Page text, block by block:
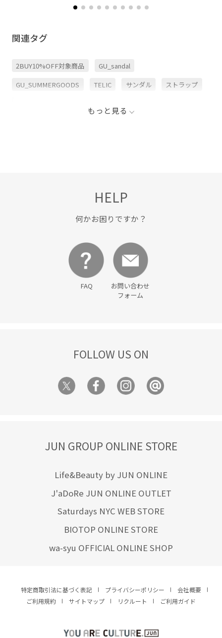
関連タグ
2BUY10%OFF対象商品 GU_sandal
GU_SUMMERGOODS TELIC サンダル ストラップ
もっと見る
HELP
何かお困りですか？
FAQ
お問い合わせ
フォーム
FOLLOW US ON
JUN GROUP ONLINE STORE
Life&Beauty by JUN ONLINE
J'aDoRe JUN ONLINE OUTLET
Saturdays NYC WEB STORE
BIOTOP ONLINE STORE
wa-syu OFFICIAL ONLINE SHOP
特定商取引法に基づく表記 プライバシーポリシー
会社概要
ご利用規約
サイトマップ リクルート ご利用ガイド